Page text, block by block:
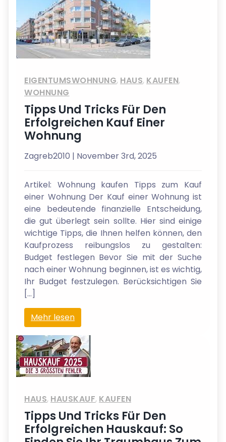
EIGENTUMSWOHNUNG, HAUS, KAUFEN,
WOHNUNG
Tipps Und Tricks Für Den
Erfolgreichen Kauf Einer
Wohnung
Zagreb2010 | November 3rd, 2025
Artikel: Wohnung kaufen Tipps zum Kauf
einer Wohnung Der Kauf einer Wohnung ist
eine bedeutende finanzielle Entscheidung,
die gut überlegt sein sollte. Hier sind einige
wichtige Tipps, die Ihnen helfen können, den
Kaufprozess reibungslos zu gestalten:
Budget festlegen Bevor Sie mit der Suche
nach einer Wohnung beginnen, ist es wichtig,
Ihr Budget festzulegen. Berücksichtigen Sie
[…]
Mehr lesen
HAUS, HAUSKAUF, KAUFEN
Tipps Und Tricks Für Den
Erfolgreichen Hauskauf: So